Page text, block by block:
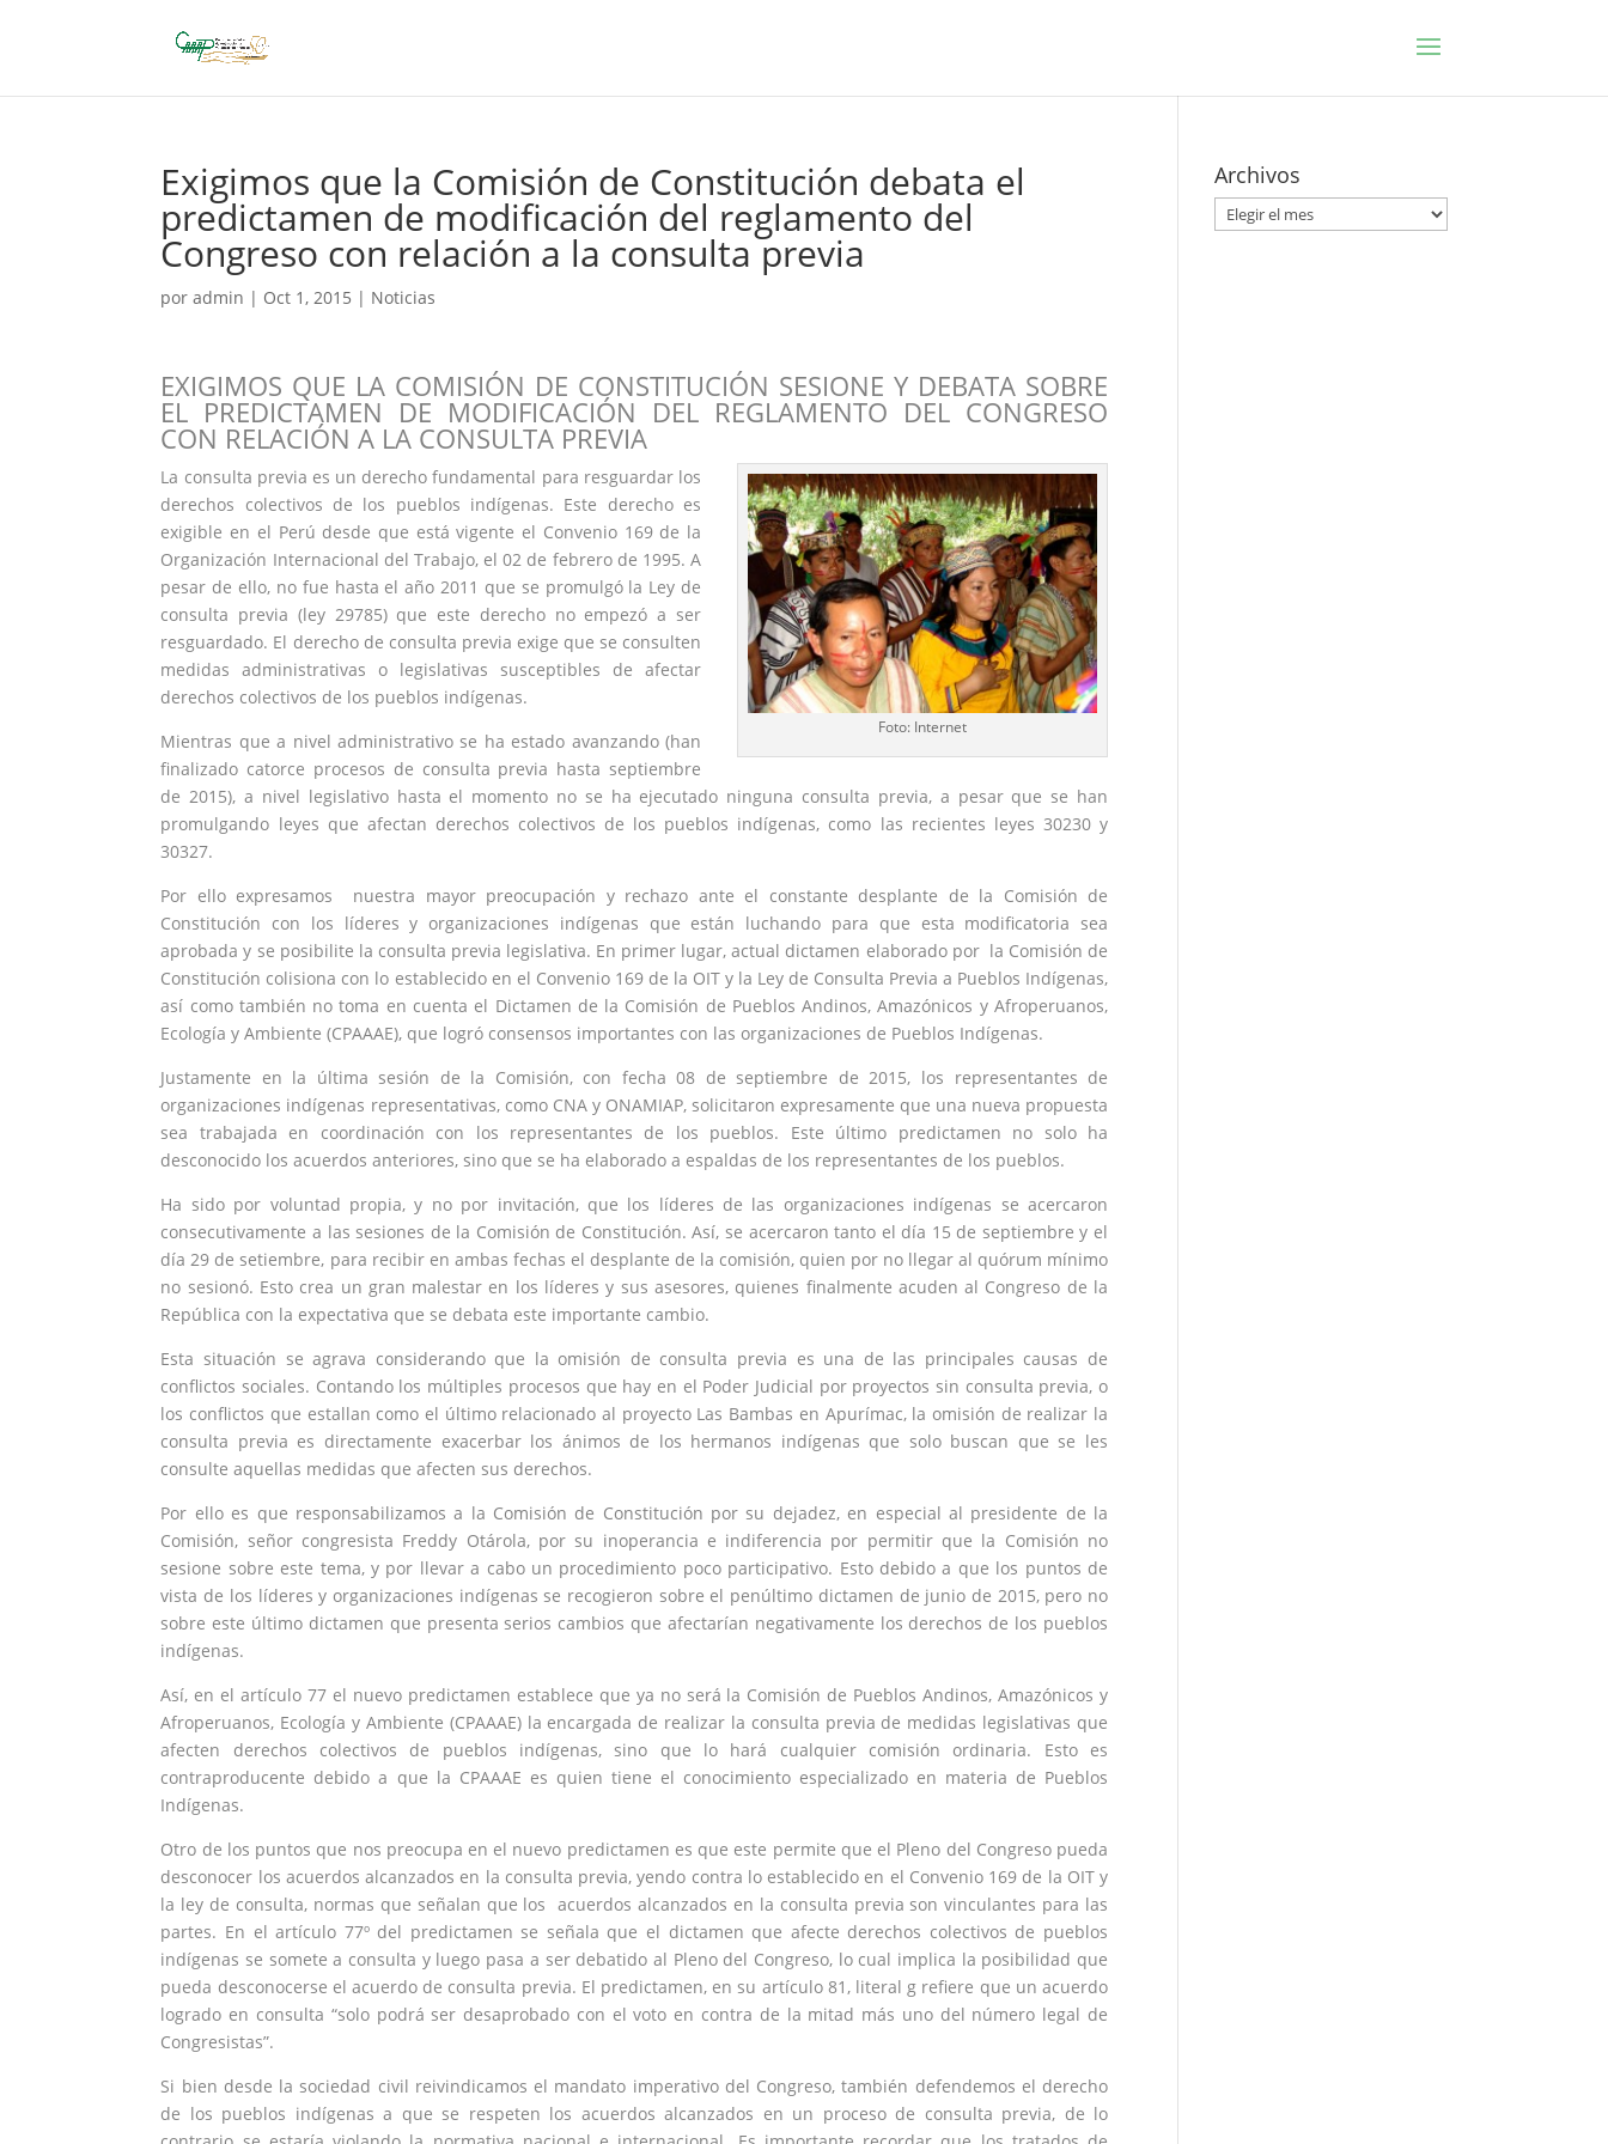
Exigimos que la Comisión de Constitución debata el
predictamen de modificación del reglamento del
Congreso con relación a la consulta previa
poradmin | Oct 1, 2015 | Noticias
EXIGIMOS QUE LA COMISIÓN DE CONSTITUCIÓN SESIONE Y DEBATA SOBRE
EL PREDICTAMEN DE MODIFICACIÓN DEL REGLAMENTO DEL CONGRESO
CON RELACIÓN A LA CONSULTA PREVIA
Foto: Internet
La consulta previa es un derecho fundamental para resguardar los
derechos colectivos de los pueblos indígenas. Este derecho es
exigible en el Perú desde que está vigente el Convenio 169 de la
Organización Internacional del Trabajo, el 02 de febrero de 1995. A
pesar de ello, no fue hasta el año 2011 que se promulgó la Ley de
consulta previa (ley 29785) que este derecho no empezó a ser
resguardado. El derecho de consulta previa exige que se consulten
medidas administrativas o legislativas susceptibles de afectar
derechos colectivos de los pueblos indígenas.
Mientras que a nivel administrativo se ha estado avanzando (han
finalizado catorce procesos de consulta previa hasta septiembre
de 2015), a nivel legislativo hasta el momento no se ha ejecutado ninguna consulta previa, a pesar que se han
promulgando leyes que afectan derechos colectivos de los pueblos indígenas, como las recientes leyes 30230 y
30327.
Por ello expresamos nuestra mayor preocupación y rechazo ante el constante desplante de la Comisión de
Constitución con los líderes y organizaciones indígenas que están luchando para que esta modificatoria sea
aprobada y se posibilite la consulta previa legislativa. En primer lugar, actual dictamen elaborado por la Comisión de
Constitución colisiona con lo establecido en el Convenio 169 de la OIT y la Ley de Consulta Previa a Pueblos Indígenas,
así como también no toma en cuenta el Dictamen de la Comisión de Pueblos Andinos, Amazónicos y Afroperuanos,
Ecología y Ambiente (CPAAAE), que logró consensos importantes con las organizaciones de Pueblos Indígenas.
Justamente en la última sesión de la Comisión, con fecha 08 de septiembre de 2015, los representantes de
organizaciones indígenas representativas, como CNA y ONAMIAP, solicitaron expresamente que una nueva propuesta
sea trabajada en coordinación con los representantes de los pueblos. Este último predictamen no solo ha
desconocido los acuerdos anteriores, sino que se ha elaborado a espaldas de los representantes de los pueblos.
Ha sido por voluntad propia, y no por invitación, que los líderes de las organizaciones indígenas se acercaron
consecutivamente a las sesiones de la Comisión de Constitución. Así, se acercaron tanto el día 15 de septiembre y el
día 29 de setiembre, para recibir en ambas fechas el desplante de la comisión, quien por no llegar al quórum mínimo
no sesionó. Esto crea un gran malestar en los líderes y sus asesores, quienes finalmente acuden al Congreso de la
República con la expectativa que se debata este importante cambio.
Esta situación se agrava considerando que la omisión de consulta previa es una de las principales causas de
conflictos sociales. Contando los múltiples procesos que hay en el Poder Judicial por proyectos sin consulta previa, o
los conflictos que estallan como el último relacionado al proyecto Las Bambas en Apurímac, la omisión de realizar la
consulta previa es directamente exacerbar los ánimos de los hermanos indígenas que solo buscan que se les
consulte aquellas medidas que afecten sus derechos.
Por ello es que responsabilizamos a la Comisión de Constitución por su dejadez, en especial al presidente de la
Comisión, señor congresista Freddy Otárola, por su inoperancia e indiferencia por permitir que la Comisión no
sesione sobre este tema, y por llevar a cabo un procedimiento poco participativo. Esto debido a que los puntos de
vista de los líderes y organizaciones indígenas se recogieron sobre el penúltimo dictamen de junio de 2015, pero no
sobre este último dictamen que presenta serios cambios que afectarían negativamente los derechos de los pueblos
indígenas.
Así, en el artículo 77 el nuevo predictamen establece que ya no será la Comisión de Pueblos Andinos, Amazónicos y
Afroperuanos, Ecología y Ambiente (CPAAAE) la encargada de realizar la consulta previa de medidas legislativas que
afecten derechos colectivos de pueblos indígenas, sino que lo hará cualquier comisión ordinaria. Esto es
contraproducente debido a que la CPAAAE es quien tiene el conocimiento especializado en materia de Pueblos
Indígenas.
Otro de los puntos que nos preocupa en el nuevo predictamen es que este permite que el Pleno del Congreso pueda
desconocer los acuerdos alcanzados en la consulta previa, yendo contra lo establecido en el Convenio 169 de la OIT y
la ley de consulta, normas que señalan que los acuerdos alcanzados en la consulta previa son vinculantes para las
partes. En el artículo 77º del predictamen se señala que el dictamen que afecte derechos colectivos de pueblos
indígenas se somete a consulta y luego pasa a ser debatido al Pleno del Congreso, lo cual implica la posibilidad que
pueda desconocerse el acuerdo de consulta previa. El predictamen, en su artículo 81, literal g refiere que un acuerdo
logrado en consulta “solo podrá ser desaprobado con el voto en contra de la mitad más uno del número legal de
Congresistas”.
Si bien desde la sociedad civil reivindicamos el mandato imperativo del Congreso, también defendemos el derecho
de los pueblos indígenas a que se respeten los acuerdos alcanzados en un proceso de consulta previa, de lo
Archivos
Archivos